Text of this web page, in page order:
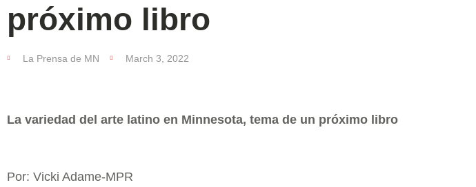
próximo libro
La Prensa de MN March 3, 2022
La variedad del arte latino en Minnesota, tema de un próximo libro
Por: Vicki Adame-MPR